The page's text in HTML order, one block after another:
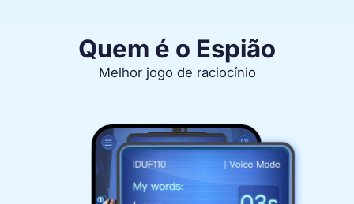
Quem é o Espião
Melhor jogo de raciocínio